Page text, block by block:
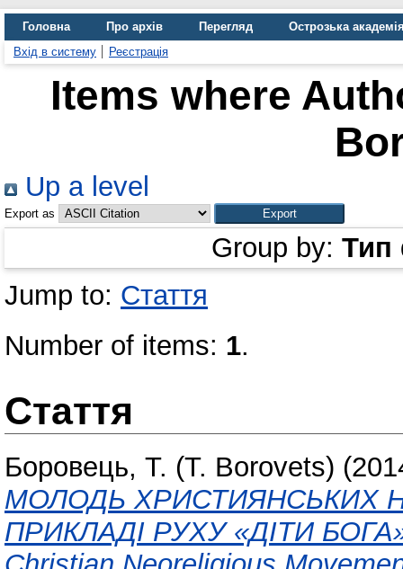
Головна Про архів Перегляд
Острозька
Вхід в систему
Реєстрація
Items where
Up a level
Export as
Group by: Тип
Jump to: Стаття
Number of items: 1.
Стаття
Боровець, Т. (T. Borovets)
МОЛОДЬ ХРИСТИЯНСЬКИХ
ПРИКЛАДІ РУХУ «ДІТИ